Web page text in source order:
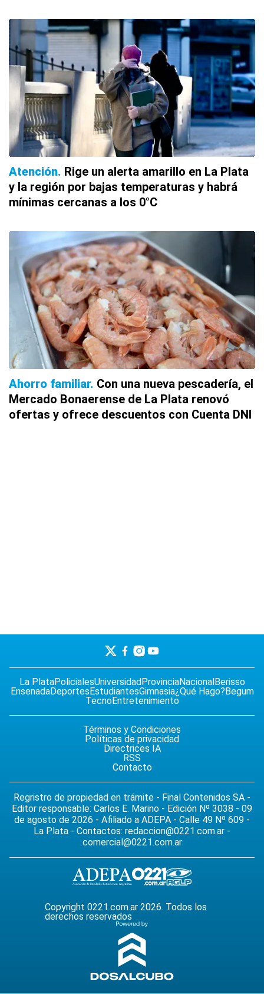
Atención Rige un alerta amarillo en La Plata
y la región por bajas temperaturas y habrá
mínimas cercanas a los 0°C
Ahorro familiar Con una nueva pescadería, el
Mercado Bonaerense de La Plata renovó
ofertas y ofrece descuentos con Cuenta DNI
La PlataPolicialesUniversidadProvinciaNacionalBerisso
EnsenadaDeportesEstudiantesGimnasia¿Qué Hago?Begum
TecnoEntretenimiento
Términos y Condiciones
Políticas de privacidad
Directrices IA
RSS
Contacto
Regristro de propiedad en trámite - Final Contenidos SA -
Editor responsable: Carlos E. Marino - Edición Nº 3038 - 09
de agosto de 2026 - Afiliado a ADEPA - Calle 49 Nº 609 -
La Plata - Contactos: redaccion@0221.com.ar -
comercial@0221.com.ar
Copyright 0221.com.ar 2026. Todos los
derechos reservados